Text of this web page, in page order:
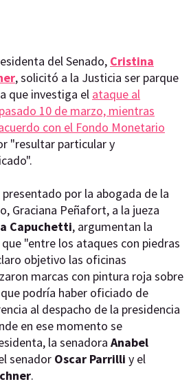
del Senado, Cristina
, solicitó a la Justicia ser parque
que investiga el ataque al
10 de marzo, mientras
con el Fondo Monetario
"resultar particular y
presentado por la abogada de la
Graciana Peñafort, a la jueza
Capuchetti, argumentan la
"entre los ataques con piedras
objetivo las oficinas
marcas con pintura roja sobre
podría haber oficiado de
al despacho de la presidencia
en ese momento se
la senadora Anabel
senador Oscar Parrilli y el
.